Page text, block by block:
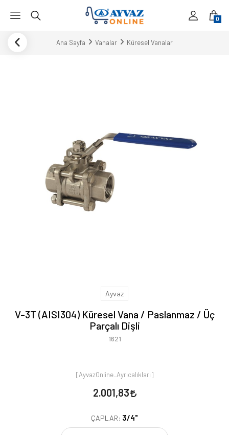
0
Ana Sayfa Vanalar Küresel Vanalar
Ayvaz
V-3T (AISI304) Küresel Vana / Paslanmaz / Üç
Parçalı Dişli
1621
[AyvazOnline_Ayrıcalıkları]
2.001,83
ÇAPLAR: 3/4"